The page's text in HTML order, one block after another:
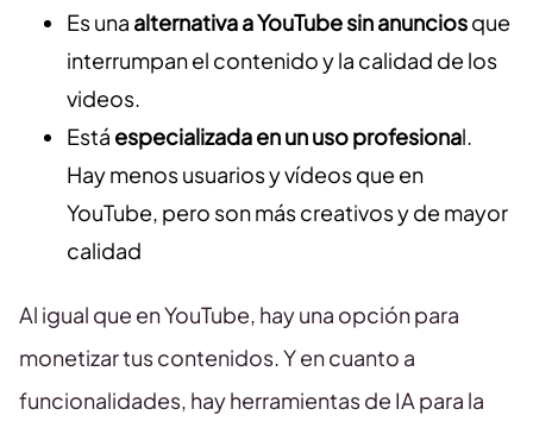
Es una alternativa a YouTube sin anunciosque
interrumpan el contenido y la calidad de los
videos.
Está especializada en un uso profesional.
Hay menos usuarios y vídeos que en
YouTube, pero son más creativos y de mayor
calidad
Al igual que en YouTube, hay una opción para
monetizar tus contenidos. Y en cuanto a
funcionalidades, hay herramientas de IA para la